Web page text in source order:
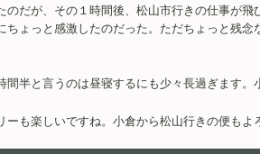
だが、その１時間後、松山市行きの仕事が
ょっと感激したのだった。ただちょっと残念
半と言うのは昼寝するにも少々長過ぎます
楽しいですね。小倉から松山行きの便もよ